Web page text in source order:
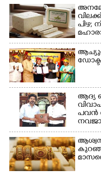
പിഴ;
ആച്യുത
ആദ്യ
പവൻ